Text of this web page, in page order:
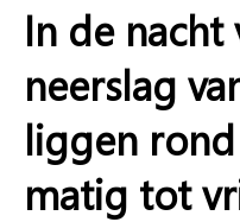
In de
neerslag
liggen
matig tot